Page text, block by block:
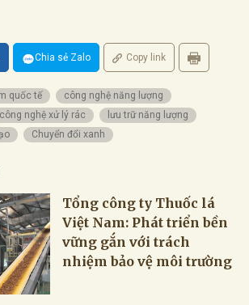
Chia sẻ Zalo Copy link
quốc tế
công nghệ năng lượng
công nghệ xử lý rác
lưu trữ năng lượng
Chuyển đổi xanh
Tổng công ty Thuốc lá
Việt Nam: Phát triển bền
vững gắn với trách
nhiệm bảo vệ môi trường